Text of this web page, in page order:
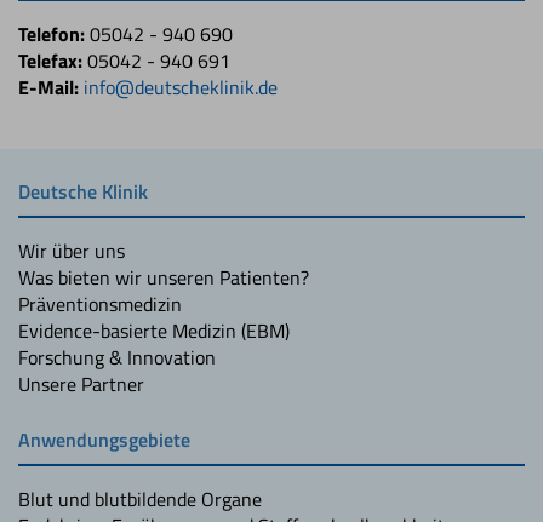
Telefon:05042 - 940 690
Telefax:05042 - 940 691
E-Mail: info@deutscheklinik.de
Deutsche Klinik
Wir über uns
Was bieten wir unseren Patienten?
Präventionsmedizin
Evidence-basierte Medizin (EBM)
Forschung & Innovation
Unsere Partner
Anwendungsgebiete
Blut und blutbildende Organe